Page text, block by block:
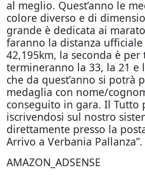
al meglio. Quest’anno le
colore diverso e di
grande è dedicata ai
faranno la distanza
42,195km, la seconda è
termineranno la 33, la 21 e
che da quest’anno si potrà
medaglia con nome/
conseguito in gara. Il Tutto
iscrivendosi sul nostro
direttamente presso la
Arrivo a Verbania Pallanza”.
AMAZON_ADSENSE